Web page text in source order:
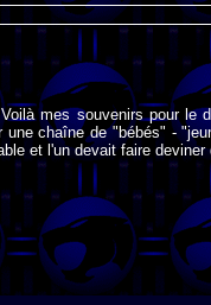
mes souvenirs pour le
une chaîne de "bébés" -
et l'un devait faire